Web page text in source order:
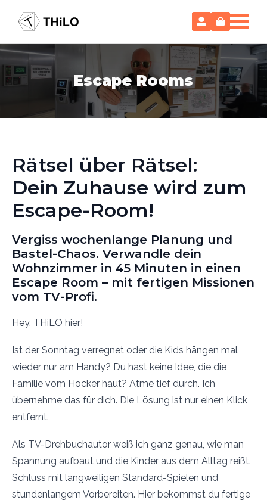
Escape Rooms
Rätsel über Rätsel:
Dein Zuhause wird zum
Escape-Room!
Vergiss wochenlange Planung und
Bastel-Chaos. Verwandle dein
Wohnzimmer in 45 Minuten in einen
Escape Room – mit fertigen Missionen
vom TV-Profi.
Hey, THiLO hier!
Ist der Sonntag verregnet oder die Kids hängen mal
wieder nur am Handy? Du hast keine Idee, die die
Familie vom Hocker haut? Atme tief durch. Ich
übernehme das für dich. Die Lösung ist nur einen Klick
entfernt.
Als TV-Drehbuchautor weiß ich ganz genau, wie man
Spannung aufbaut und die Kinder aus dem Alltag reißt.
Schluss mit langweiligen Standard-Spielen und
stundenlangem Vorbereiten. Hier bekommst du fertige